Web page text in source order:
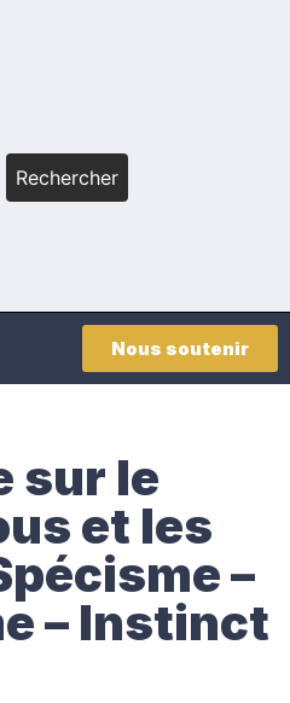
Rechercher
Nous soutenir
sur le
et les
–
– Instinct